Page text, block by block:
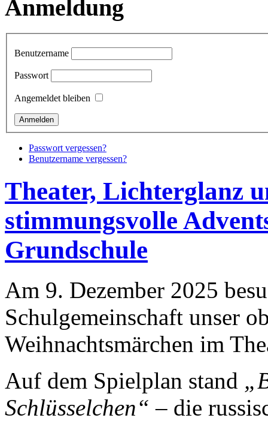
Anmeldung
Benutzername
Passwort
Angemeldet bleiben
Passwort vergessen?
Benutzername vergessen?
Theater, Lichterglanz
stimmungsvolle
Grundschule
Am 9. Dezember 2025
Schulgemeinschaft unser
Weihnachtsmärchen im
Auf dem Spielplan stand
Schlüsselchen“ – die